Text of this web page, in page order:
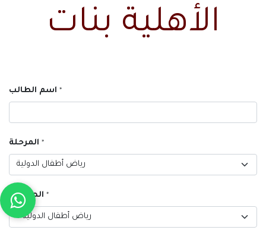
الأهلية بنات
اسم الطالب *
المرحلة *
الصــــــف *